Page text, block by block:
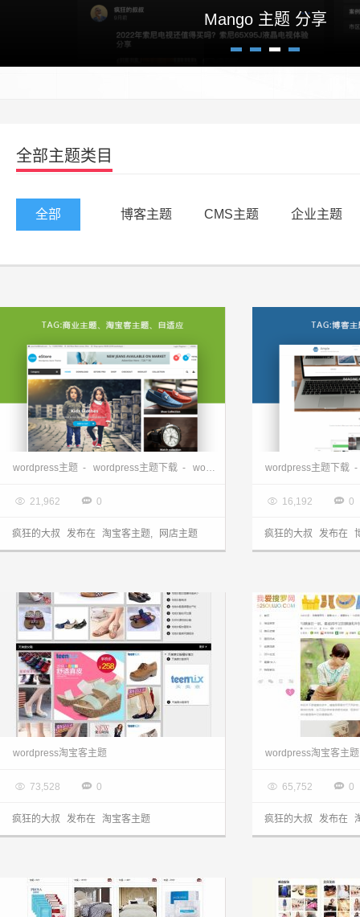
Mango 主题 分享
全部主题类目
全部 博客主题 CMS主题 企业主题
wordpress多功能淘宝客主题-eStore 1.1.9
wordpress主题 - wordpress主题下载 - wordpress免费主题 - wordpress淘宝
 21,962  0
疯狂的大叔 发布在 淘宝客主题, 网店主题
多功能自适应主
wordpress主题下载 -
 16,192  0
疯狂的大叔 发布在
wordpress淘宝客主题
 73,528  0
疯狂的大叔 发布在 淘宝客主题
wordpress淘宝客主题
 65,752  0
疯狂的大叔 发布在